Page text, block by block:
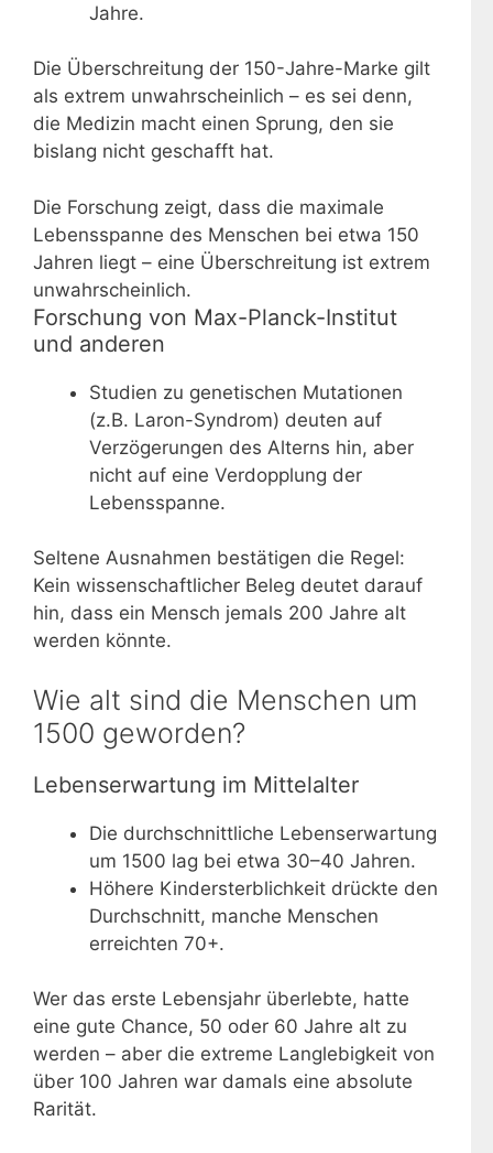
Jahre.
Die Überschreitung der 150-Jahre-Marke gilt
als extrem unwahrscheinlich – es sei denn,
die Medizin macht einen Sprung, den sie
bislang nicht geschafft hat.
Die Forschung zeigt, dass die maximale
Lebensspanne des Menschen bei etwa 150
Jahren liegt – eine Überschreitung ist extrem
unwahrscheinlich.
Forschung von Max-Planck-Institut
und anderen
Studien zu genetischen Mutationen
(z.B. Laron-Syndrom) deuten auf
Verzögerungen des Alterns hin, aber
nicht auf eine Verdopplung der
Lebensspanne.
Seltene Ausnahmen bestätigen die Regel:
Kein wissenschaftlicher Beleg deutet darauf
hin, dass ein Mensch jemals 200 Jahre alt
werden könnte.
Wie alt sind die Menschen um
1500 geworden?
Lebenserwartung im Mittelalter
Die durchschnittliche Lebenserwartung
um 1500 lag bei etwa 30–40 Jahren.
Höhere Kindersterblichkeit drückte den
Durchschnitt, manche Menschen
erreichten 70+.
Wer das erste Lebensjahr überlebte, hatte
eine gute Chance, 50 oder 60 Jahre alt zu
werden – aber die extreme Langlebigkeit von
über 100 Jahren war damals eine absolute
Rarität.